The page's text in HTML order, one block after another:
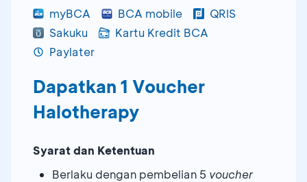
myBCA BCA mobile
QRIS
Sakuku
Kartu Kredit BCA
Paylater
Dapatkan 1 Voucher
Halotherapy
Syarat dan Ketentuan
Berlaku dengan pembelian 5 voucher